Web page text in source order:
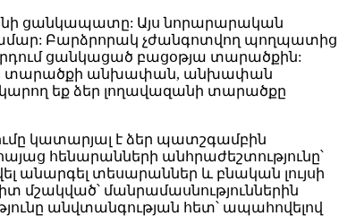
ցանկապատը: Այս նորարարական
Բարձրորակ չժանգոտվող պողպատից
ցանկացած բացօթյա տարածքին:
տարածքի անխափան, անխափան
եք ձեր լողավազանի տարածքը
կատարյալ է ձեր պատշգամբին
հենարանների անհրաժեշտությունը՝
անարգել տեսարաններ և բնական լույսի
մշակված՝ մանրամասնություններին
անվտանգության հետ՝ ապահովելով